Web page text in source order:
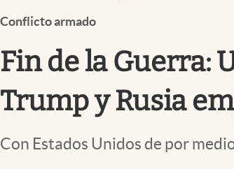
Streaming
PC y mobile
Conflicto armado
Fin de la Guerra:
Trump y Rusia
Con Estados Unidos de por